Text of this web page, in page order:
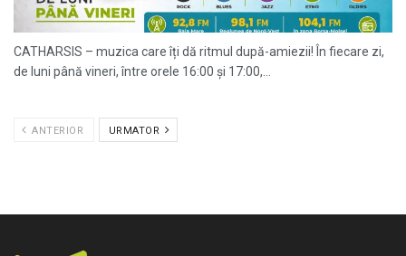
CATHARSIS – muzica care îți dă ritmul după-amiezii! În fiecare zi,
de luni până vineri, între orele 16:00 și 17:00,...
ANTERIOR URMATOR